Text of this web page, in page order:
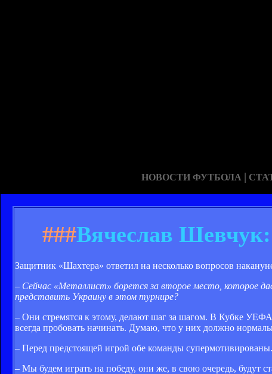
НОВОСТИ ФУТБОЛА |
###Вячеслав
Защитник «Шахтера» ответил на несколько вопросов
– Сейчас «Металлист» борется за второе место, которое
представить Украину в этом турнире?
– Они стремятся к этому, делают шаг за шагом. В Кубке
всегда пробовать начинать. Думаю, что у них должно
– Перед предстоящей игрой обе команды
– Мы будем играть на победу, они же, в свою очередь, будут